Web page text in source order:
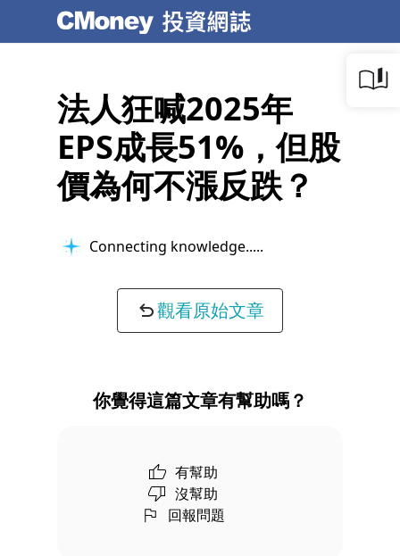
法人狂喊2025年
EPS成長51%，但股
價為何不漲反跌？
Connecting knowledge...
觀看原始文章
你覺得這篇文章有幫助嗎？
有幫助
沒幫助
回報問題